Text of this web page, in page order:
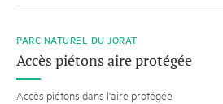
PARC NATUREL DU JORAT
Accès piétons aire protégée
Accès piétons dans l'aire protégée